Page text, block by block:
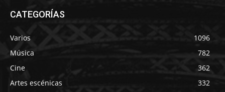
CATEGORÍAS
Varios
1096
Música
782
Cine
362
Artes escénicas
332